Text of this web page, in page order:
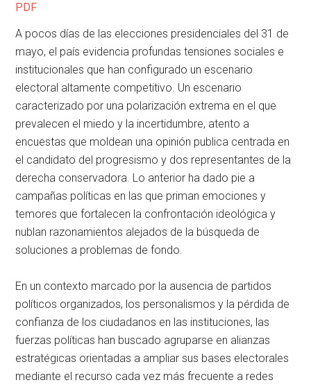
PDF
A pocos días de las elecciones presidenciales del 31 de
mayo, el país evidencia profundas tensiones sociales e
institucionales que han configurado un escenario
electoral altamente competitivo. Un escenario
caracterizado por una polarización extrema en el que
prevalecen el miedo y la incertidumbre, atento a
encuestas que moldean una opinión publica centrada en
el candidato del progresismo y dos representantes de la
derecha conservadora. Lo anterior ha dado pie a
campañas políticas en las que priman emociones y
temores que fortalecen la confrontación ideológica y
nublan razonamientos alejados de la búsqueda de
soluciones a problemas de fondo.
En un contexto marcado por la ausencia de partidos
políticos organizados, los personalismos y la pérdida de
confianza de los ciudadanos en las instituciones, las
fuerzas políticas han buscado agruparse en alianzas
estratégicas orientadas a ampliar sus bases electorales
mediante el recurso cada vez más frecuente a redes